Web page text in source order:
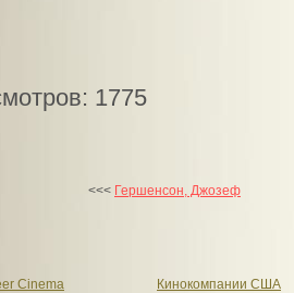
1775
<<< Гершенсон, Джозеф
Cinema
Кинокомпании США